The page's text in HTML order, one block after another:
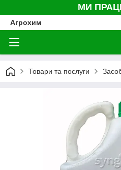
МИ
Агрохим
Товари та послуги